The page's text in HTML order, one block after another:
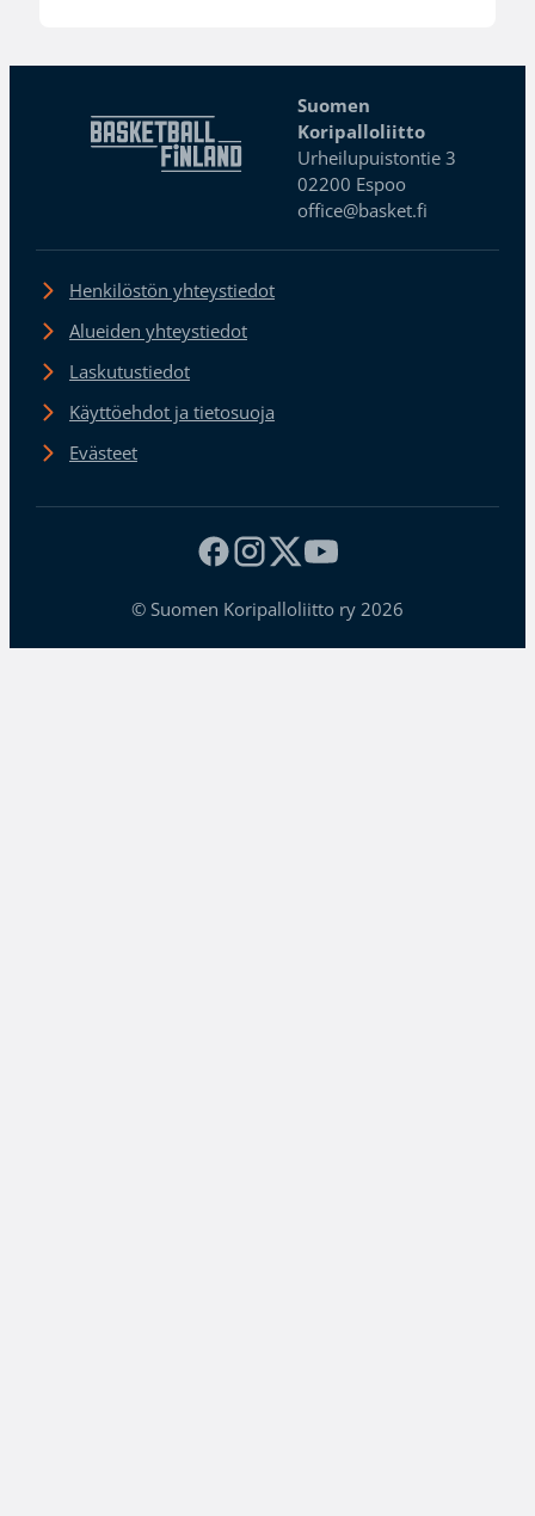
Suomen
Koripalloliitto
Urheilupuistontie 3
02200 Espoo
office@basket.fi
Henkilöstön yhteystiedot
Alueiden yhteystiedot
Laskutustiedot
Käyttöehdot ja tietosuoja
Evästeet
© Suomen Koripalloliitto ry 2026